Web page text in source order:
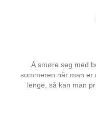
Å smøre seg med
sommeren når man er
lenge, så kan man